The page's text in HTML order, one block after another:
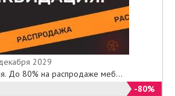
2029
До 80% на распродаже меб...
-80%